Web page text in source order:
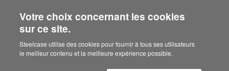
Are you in United States?
Would you like to see Products we sell in
your region?
Votre choix concernant les cookies
sur ce site.
Steelcase utilise des cookies pour fournir à tous ses utilisateurs
le meilleur contenu et la meilleure expérience possible.